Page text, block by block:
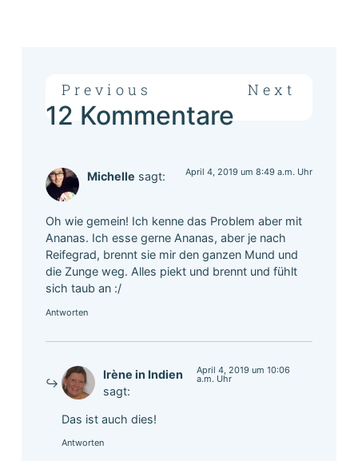
Previous Next
12 Kommentare
Michelle sagt: April 4, 2019 um 8:49 a.m. Uhr
Oh wie gemein! Ich kenne das Problem aber mit
Ananas. Ich esse gerne Ananas, aber je nach
Reifegrad, brennt sie mir den ganzen Mund und
die Zunge weg. Alles piekt und brennt und fühlt
sich taub an :/
Antworten
Irène in Indien
sagt:
April 4, 2019 um 10:06
a.m. Uhr
Das ist auch dies!
Antworten